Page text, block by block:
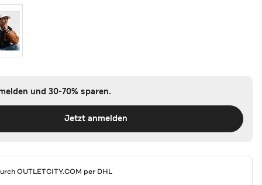
und 30-70% sparen.
Jetzt anmelden
OUTLETCITY.COM per DHL